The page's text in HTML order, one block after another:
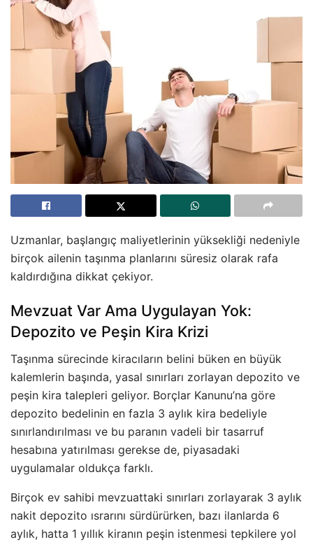
Uzmanlar, başlangıç maliyetlerinin yüksekliği nedeniyle
birçok ailenin taşınma planlarını süresiz olarak rafa
kaldırdığına dikkat çekiyor.
Mevzuat Var Ama Uygulayan Yok:
Depozito ve Peşin Kira Krizi
Taşınma sürecinde kiracıların belini büken en büyük
kalemlerin başında, yasal sınırları zorlayan depozito ve
peşin kira talepleri geliyor. Borçlar Kanunu’na göre
depozito bedelinin en fazla 3 aylık kira bedeliyle
sınırlandırılması ve bu paranın vadeli bir tasarruf
hesabına yatırılması gerekse de, piyasadaki
uygulamalar oldukça farklı.
Birçok ev sahibi mevzuattaki sınırları zorlayarak 3 aylık
nakit depozito ısrarını sürdürürken, bazı ilanlarda 6
aylık, hatta 1 yıllık kiranın peşin istenmesi tepkilere yol